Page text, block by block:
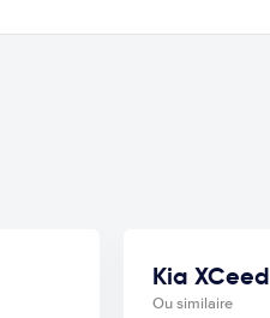
Kia XCeed
Ou similaire